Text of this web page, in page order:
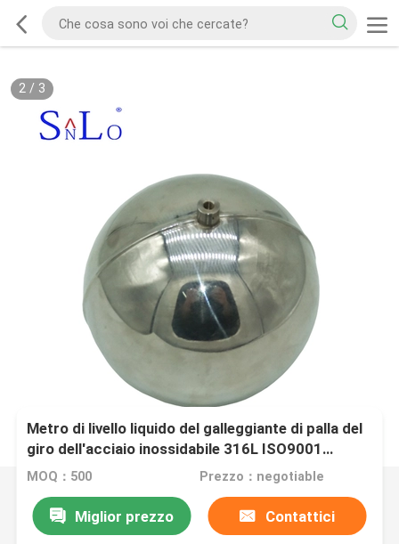
2/ 3
Metro di livello liquido del galleggiante di palla del
giro dell'acciaio inossidabile 316L ISO9001
passato
MOQ：500 Prezzo：negotiable
Miglior prezzo Contattici